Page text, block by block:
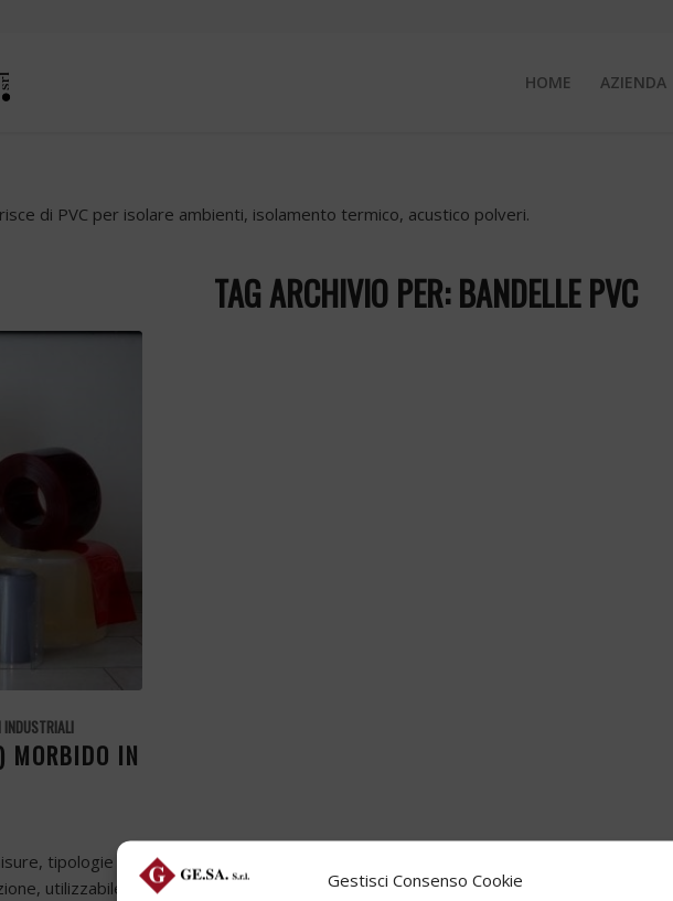
Gestisci Consenso Cookie
HOME AZIENDA
di PVC per isolare ambienti, isolamento termico, acustico polveri.
TAG ARCHIVIO PER:BANDELLE PVC
MORBIDO IN
tipologie e
utilizzabile